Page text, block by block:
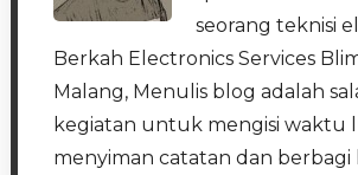
seorang teknisi
Berkah Electronics Services
Malang, Menulis blog adalah
kegiatan untuk mengisi waktu
menyiman catatan dan berbagi